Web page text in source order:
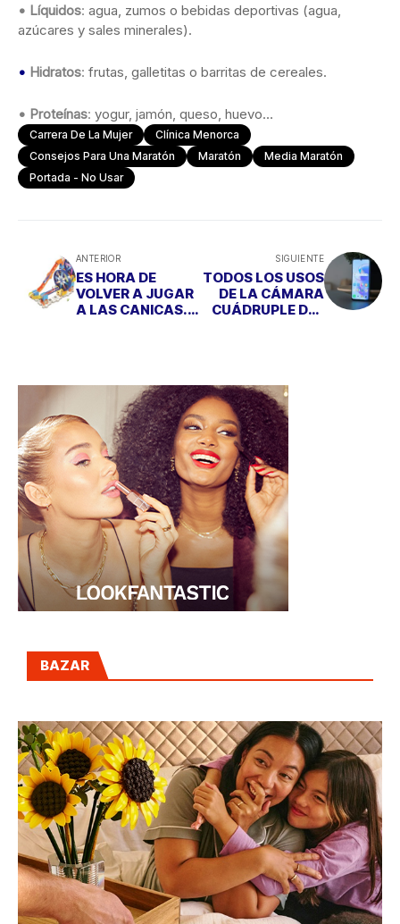
• Líquidos: agua, zumos o bebidas deportivas (agua,
azúcares y sales minerales).
• Hidratos: frutas, galletitas o barritas de cereales.
• Proteínas: yogur, jamón, queso, huevo…
Carrera De La Mujer
Clínica Menorca
Consejos Para Una Maratón
Maratón
Media Maratón
Portada - No Usar
ANTERIOR
ES HORA DE
VOLVER A JUGAR
A LAS CANICAS...
SIGUIENTE
TODOS LOS USOS
DE LA CÁMARA
CUÁDRUPLE DEL
BAZAR